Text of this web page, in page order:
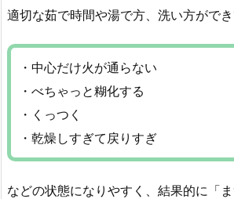
適切な茹で時間や湯で方、洗い方ができ
・中心だけ火が通らない
・べちゃっと糊化する
・くっつく
・乾燥しすぎて戻りすぎ
などの状態になりやすく、結果的に「